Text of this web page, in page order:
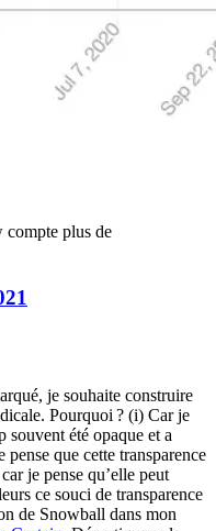
plus de
je souhaite construire
Pourquoi ? (i) Car je
souvent été opaque et a
que cette transparence
je pense qu’elle peut
ce souci de transparence
de Snowball dans mon